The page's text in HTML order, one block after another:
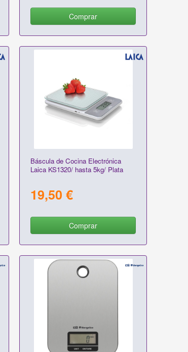
Comprar
Báscula de Cocina Electrónica
Laica KS1320/ hasta 5kg/ Plata
19,50 €
Comprar